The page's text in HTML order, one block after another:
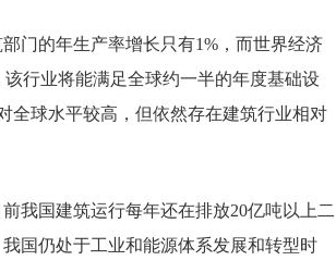
门的年生产率增长只有1% ，而世界经济
行业将能满足全球约一半的年度基础设
全球水平较高，但依然存在建筑行业相对
我国建筑运行每年还在排放20亿吨以上二
国仍处于工业和能源体系发展和转型时